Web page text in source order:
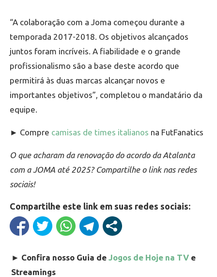
“A colaboração com a Joma começou durante a
temporada 2017-2018. Os objetivos alcançados
juntos foram incríveis. A fiabilidade e o grande
profissionalismo são a base deste acordo que
permitirá às duas marcas alcançar novos e
importantes objetivos”, completou o mandatário da
equipe.
► Compre camisas de times italianos na FutFanatics
O que acharam da renovação do acordo da Atalanta
com a JOMA até 2025? Compartilhe o link nas redes
sociais!
Compartilhe este link em suas redes sociais:
► Confira nosso Guia de Jogos de Hoje na TV e
Streamings